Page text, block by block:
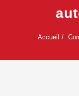
Accueil